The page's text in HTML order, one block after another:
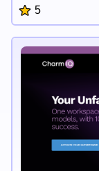
para automatizar
brindar
tiempo que
integración
5